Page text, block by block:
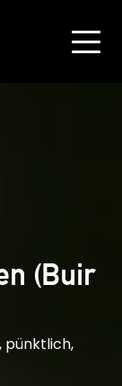
(Buir
pünktlich,